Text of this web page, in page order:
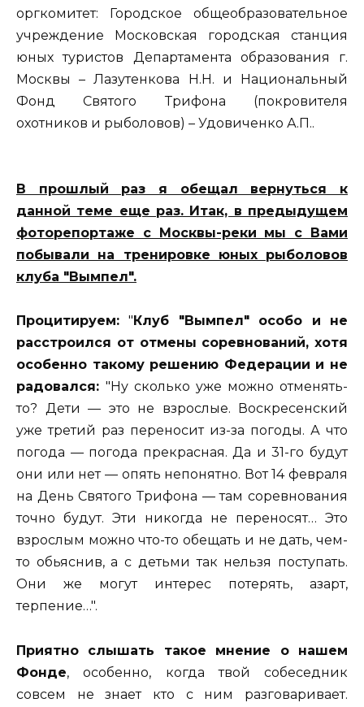
оргкомитет: Городское общеобразовательное
учреждение Московская городская станция
юных туристов Департамента образования г.
Москвы – Лазутенкова Н.Н. и Национальный
Фонд Святого Трифона (покровителя
охотников и рыболовов) – Удовиченко А.П..
В прошлый раз я обещал вернуться к
данной теме еще раз. Итак, в предыдущем
фоторепортаже с Москвы-реки мы с Вами
побывали на тренировке юных рыболовов
клуба "Вымпел".
Процитируем:" Клуб "Вымпел" особо и не
расстроился от отмены соревнований, хотя
особенно такому решению Федерации и не
радовался: "Ну сколько уже можно отменять-
то? Дети — это не взрослые. Воскресенский
уже третий раз переносит из-за погоды. А что
погода — погода прекрасная. Да и 31-го будут
они или нет — опять непонятно. Вот 14 февраля
на День Святого Трифона — там соревнования
точно будут. Эти никогда не переносят… Это
взрослым можно что-то обещать и не дать, чем-
то обьяснив, а с детьми так нельзя поступать.
Они же могут интерес потерять, азарт,
терпение…".
Приятно слышать такое мнение о нашем
Фонде, особенно, когда твой собеседник
совсем не знает кто с ним разговаривает.